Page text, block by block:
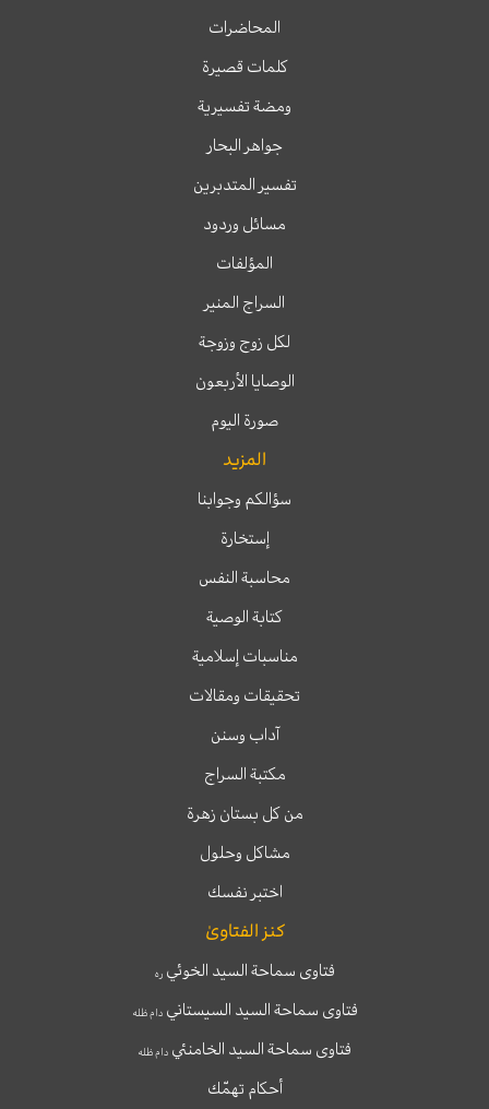
المحاضرات
كلمات قصيرة
ومضة تفسيرية
جواهر البحار
تفسير المتدبرين
مسائل وردود
المؤلفات
السراج المنير
لكل زوج وزوجة
الوصايا الأربعون
صورة اليوم
المزيد
سؤالكم وجوابنا
إستخارة
محاسبة النفس
كتابة الوصية
مناسبات إسلامية
تحقيقات ومقالات
آداب وسنن
مكتبة السراج
من كل بستان زهرة
مشاكل وحلول
اختبر نفسك
كنز الفتاوىٰ
فتاوى سماحة السيد الخوئيره
فتاوى سماحة السيد السيستانيدام ظله
فتاوى سماحة السيد الخامنئي دام ظله
أحكام تهمّك